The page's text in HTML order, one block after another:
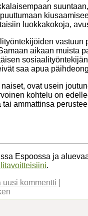
luokkakokoja,
aikaan muista
saa apua
ovat usein
kohtelu on
ammattinsa
Espoossa ja
.
uusi kommentti